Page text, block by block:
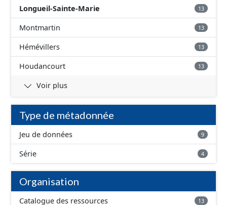
Longueil-Sainte-Marie 13
Montmartin 13
Hémévillers 13
Houdancourt 13
Voir plus
Type de métadonnée
Jeu de données 9
Série 4
Organisation
Catalogue des ressources 13